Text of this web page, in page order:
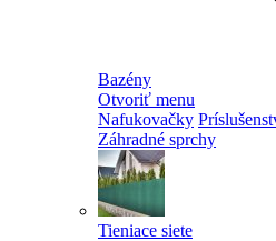
Bazény
Otvoriť menu
Nafukovačky
Záhradné sprchy
Tieniace siete